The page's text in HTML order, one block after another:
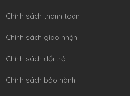
Chính sách thanh toán
Chính sách giao nhận
Chính sách đổi trả
Chính sách bảo hành